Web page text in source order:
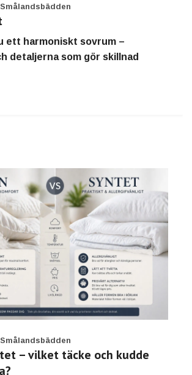
ett harmoniskt sovrum –
detaljerna som gör skillnad
– vilket täcke och kudde